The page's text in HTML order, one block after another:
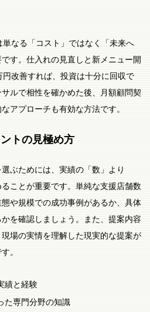
なる「コスト」ではなく「未来へ
す。仕入れの見直しと新メニュー開
改善すれば、投資は十分に回収で
ルで相性を確かめた後、月額顧問契
アプローチも有効な方法です。
トの見極め方
ぶためには、実績の「数」より
ることが重要です。単純な支援店舗数
や規模での成功事例があるか、具体
を確認しましょう。また、提案内容
場の実情を理解した現実的な提案が
。
績と経験
た専門分野の知識